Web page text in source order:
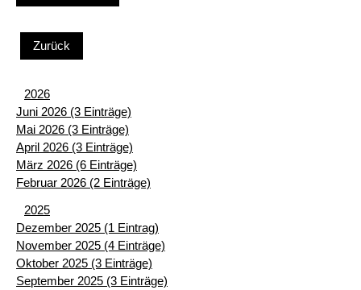
Zurück
2026
Juni 2026 (3 Einträge)
Mai 2026 (3 Einträge)
April 2026 (3 Einträge)
März 2026 (6 Einträge)
Februar 2026 (2 Einträge)
2025
Dezember 2025 (1 Eintrag)
November 2025 (4 Einträge)
Oktober 2025 (3 Einträge)
September 2025 (3 Einträge)